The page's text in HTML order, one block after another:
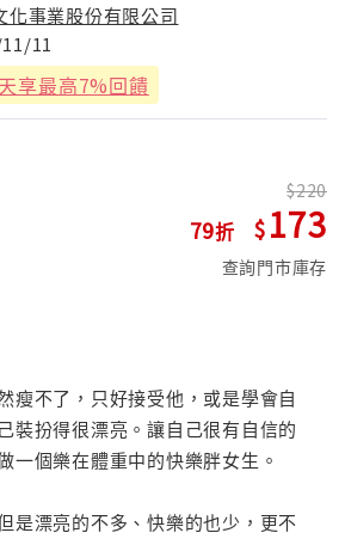
化事業股份有限公司
11
享最高7%回饋
79
220
173
查詢門市庫存
瘦不了，只好接受他，或是學會自
裝扮得很漂亮。讓自己很有自信的
一個樂在體重中的快樂胖女生。
是漂亮的不多、快樂的也少，更不